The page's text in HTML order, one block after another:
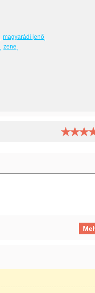
magyarádi jenő
zene